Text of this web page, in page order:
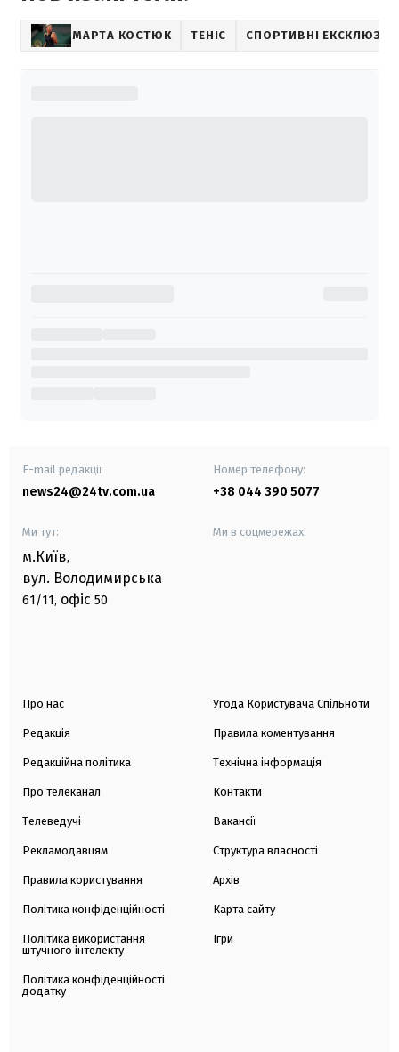
МАРТА КОСТЮК ТЕНІС СПОРТИВНІ
E-mail редакції
news24@24tv.com.ua
Номер телефону:
+38 044 390 5077
Ми тут:
м.Київ,
вул. Володимирська
61/11, офіс 50
Ми в соцмережах:
Про нас
Редакція
Редакційна політика
Про телеканал
Телеведучі
Рекламодавцям
Правила користування
Політика конфіденційності
Політика використання
штучного інтелекту
Політика конфіденційності
додатку
Угода Користувача Спільноти
Правила коментування
Технічна інформація
Контакти
Вакансії
Структура власності
Архів
Карта сайту
Ігри